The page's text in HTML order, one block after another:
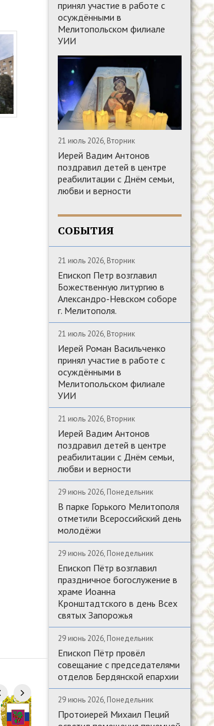
принял участие в работе с
осуждёнными в
Мелитопольском филиале
УИИ
21 июль 2026, Вторник
Иерей Вадим Антонов
поздравил детей в центре
реабилитации с Днём семьи,
любви и верности
СОБЫТИЯ
21 июль 2026, Вторник
Епископ Петр возглавил
Божественную литургию в
Александро-Невском соборе
г. Мелитополя.
21 июль 2026, Вторник
Иерей Роман Васильченко
принял участие в работе с
осуждёнными в
Мелитопольском филиале
УИИ
21 июль 2026, Вторник
Иерей Вадим Антонов
поздравил детей в центре
реабилитации с Днём семьи,
любви и верности
29 июнь 2026, Понедельник
В парке Горького Мелитополя
отметили Всероссийский день
молодёжи
29 июнь 2026, Понедельник
Епископ Пётр возглавил
праздничное богослужение в
храме Иоанна
Кронштадтского в день Всех
святых Запорожья
29 июнь 2026, Понедельник
Епископ Пётр провёл
совещание с председателями
отделов Бердянской епархии
29 июнь 2026, Понедельник
Протоиерей Михаил Пеций